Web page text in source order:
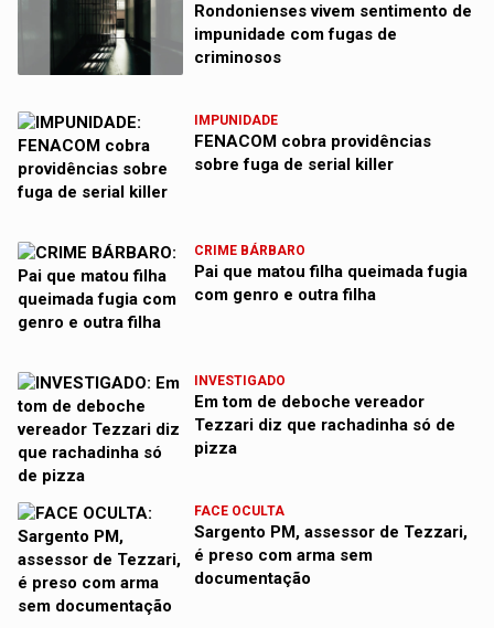
Rondonienses vivem sentimento de
impunidade com fugas de
criminosos
IMPUNIDADE
FENACOM cobra providências
sobre fuga de serial killer
CRIME BÁRBARO
Pai que matou filha queimada fugia
com genro e outra filha
INVESTIGADO
Em tom de deboche vereador
Tezzari diz que rachadinha só de
pizza
FACE OCULTA
Sargento PM, assessor de Tezzari,
é preso com arma sem
documentação